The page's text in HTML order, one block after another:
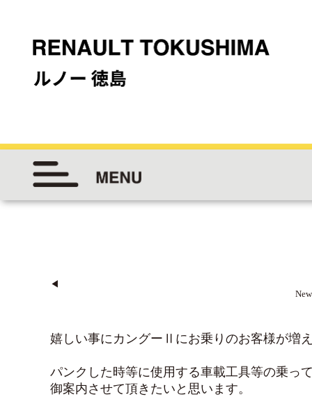
◀︎
嬉しい事にカングーⅡにお乗りのお客様が増え
パンクした時等に使用する車載工具等の乗っ
御案内させて頂きたいと思います。